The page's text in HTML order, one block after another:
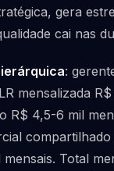
gera
cai nas
:
mensalizada R$
R$ 4,5-6 mil
compartilhado
Total